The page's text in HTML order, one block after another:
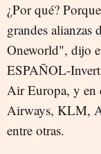
¿Por qué?
grandes alianzas
Oneworld", dijo
ESPAÑOL-
Air Europa, y en
Airways, KLM,
entre otras.